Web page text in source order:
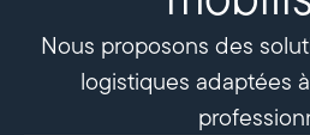
Nous proposons des
logistiques adaptées